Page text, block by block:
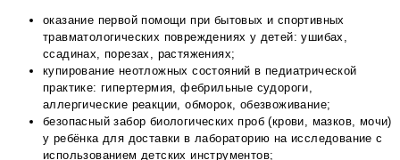
оказание первой помощи при бытовых и спортивных
травматологических повреждениях у детей: ушибах,
ссадинах, порезах, растяжениях;
купирование неотложных состояний в педиатрической
практике: гипертермия, фебрильные судороги,
аллергические реакции, обморок, обезвоживание;
безопасный забор биологических проб (крови, мазков, мочи)
у ребёнка для доставки в лабораторию на исследование с
использованием детских инструментов;